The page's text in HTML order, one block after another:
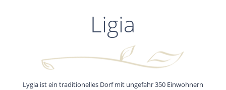
Ligia
Lygia ist ein traditionelles Dorf mit ungefahr 350 Einwohnern